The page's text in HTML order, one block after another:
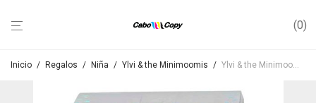
0
Inicio / Regalos / Niña / Ylvi & the Minimoomis / Ylvi & the Minimoomis – Brillo de Labios, Unicornio Naya